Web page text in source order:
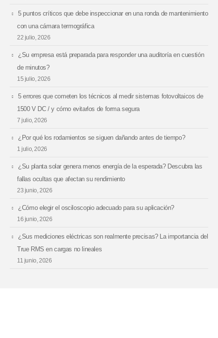
5 puntos críticos que debe inspeccionar en una ronda de mantenimiento
con una cámara termográfica
22 julio, 2026
¿Su empresa está preparada para responder una auditoría en cuestión
de minutos?
15 julio, 2026
5 errores que cometen los técnicos al medir sistemas fotovoltaicos de
1500 V DC / y cómo evitarlos de forma segura
7 julio, 2026
¿Por qué los rodamientos se siguen dañando antes de tiempo?
1 julio, 2026
¿Su planta solar genera menos energía de la esperada? Descubra las
fallas ocultas que afectan su rendimiento
23 junio, 2026
¿Cómo elegir el osciloscopio adecuado para su aplicación?
16 junio, 2026
¿Sus mediciones eléctricas son realmente precisas? La importancia del
True RMS en cargas no lineales
11 junio, 2026